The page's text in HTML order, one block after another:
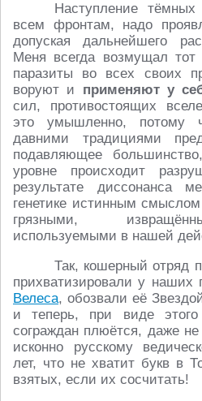
Наступление
всем фронтам, надо
допуская дальнейшего
Меня всегда возмущал
паразиты во всех своих
воруют и применяют у
сил, противостоящих
это умышленно, потому
давними традициями
подавляющее
уровне происходит
результате диссонанса
генетике истинным
грязными,
используемыми в нашей
Так, кошерный отряд
прихватизировали у наших
Велеса, обозвали её
и теперь, при виде этого
сограждан плюётся, даже
исконно русскому
лет, что не хватит букв в
взятых, если их сосчитать!